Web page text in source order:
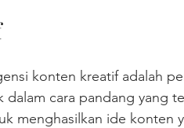
konten kreatif adalah
cara pandang yang
menghasilkan ide konten